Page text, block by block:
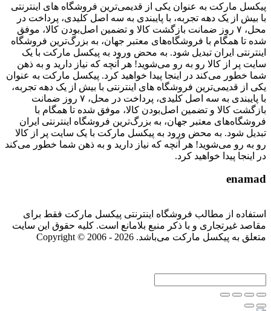
پیکسل مارکت به عنوان یکی از قدیمی‌ترین فروشگاه های اینترنتی
با بیش از یک دهه تجربه، با پایبندی به سه اصل کلیدی، پرداخت در
محل، ۷ روز ضمانت بازگشت کالا و تضمین اصل‌بودن کالا، موفق
شده تا همگام با فروشگاه‌های معتبر جهان، به بزرگ‌ترین فروشگاه
اینترنتی ایران تبدیل شود. به محض ورود به پیکسل مارکت با یک
سایت پر از کالا رو به رو می‌شوید! هر آنچه که نیاز دارید و به ذهن
شما خطور می‌کند در اینجا پیدا خواهید کرد. پیکسل مارکت به عنوان
یکی از قدیمی‌ترین فروشگاه های اینترنتی با بیش از یک دهه تجربه،
با پایبندی به سه اصل کلیدی، پرداخت در محل، ۷ روز ضمانت
بازگشت کالا و تضمین اصل‌بودن کالا، موفق شده تا همگام با
فروشگاه‌های معتبر جهان، به بزرگ‌ترین فروشگاه اینترنتی ایران
تبدیل شود. به محض ورود به پیکسل مارکت با یک سایت پر از کالا
رو به رو می‌شوید! هر آنچه که نیاز دارید و به ذهن شما خطور می‌کند
در اینجا پیدا خواهید کرد.
enamad
استفاده از مطالب فروشگاه اینترنتی پیکسل مارکت فقط برای
مقاصد غیرتجاری و با ذکر منبع بلامانع است. کلیه حقوق این سایت
متعلق به پیکسل مارکت می‌باشد. Copyright © 2006 - 2026